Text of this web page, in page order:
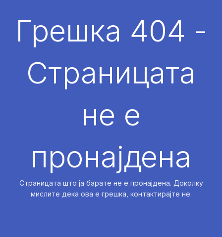
АНГАЖИРАЈ
Грешка 404 -
Страницата
не е
пронајдена
Страницата што ја барате не е пронајдена. Доколку
мислите дека ова е грешка, контактирајте не.